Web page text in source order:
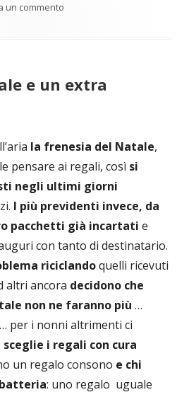
un commento
e un extra
la frenesia del Natale,
pensare ai regali, così si
negli ultimi giorni
I più previdenti invece, da
pacchetti già incartati e
con tanto di destinatario.
riciclandoquelli ricevuti
altri ancora decidono che
non ne faranno più …
per i nonni altrimenti ci
sceglie i regali con cura
un regalo consono e chi
: uno regalo uguale